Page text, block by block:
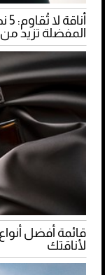
المفضلة تزيد
قائمة أفضل
لأناقتك